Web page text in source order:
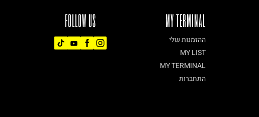
FOLLOW US MY TERMINAL
ההזמנות שלי
MY LIST
MY TERMINAL
התחברות